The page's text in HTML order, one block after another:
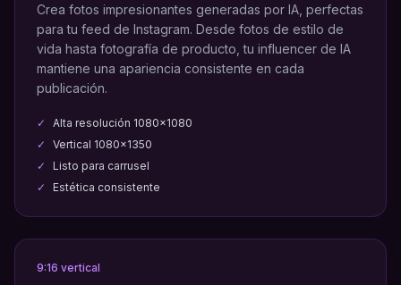
Crea fotos impresionantes generadas por IA, perfectas
para tu feed de Instagram. Desde fotos de estilo de
vida hasta fotografía de producto, tu influencer de IA
mantiene una apariencia consistente en cada
publicación.
✓
Alta resolución 1080x1080
✓
Vertical 1080x1350
✓
Listo para carrusel
✓
Estética consistente
9:16 vertical